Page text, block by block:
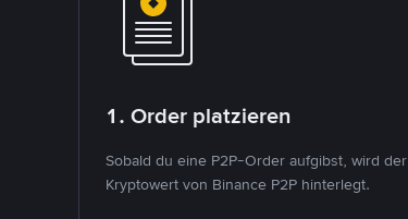
1. Order platzieren
Sobald du eine P2P-Order aufgibst, wird der
Kryptowert von Binance P2P hinterlegt.